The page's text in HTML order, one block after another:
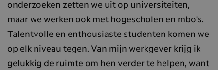
onderzoeken zetten we uit op universiteiten,
maar we werken ook met hogescholen en mbo's.
Talentvolle en enthousiaste studenten komen we
op elk niveau tegen. Van mijn werkgever krijg ik
gelukkig de ruimte om hen verder te helpen, want